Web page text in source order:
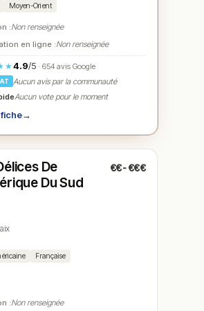
Moyen-Orient
:Non renseignée
en ligne :Non renseignée
4.9/5 · 654 avis Google
Aucun avis par la communauté
Aucun vote pour le moment
→
(12:00 – 02:00)
De
Du Sud
€€-€€€
Française
:Non renseignée